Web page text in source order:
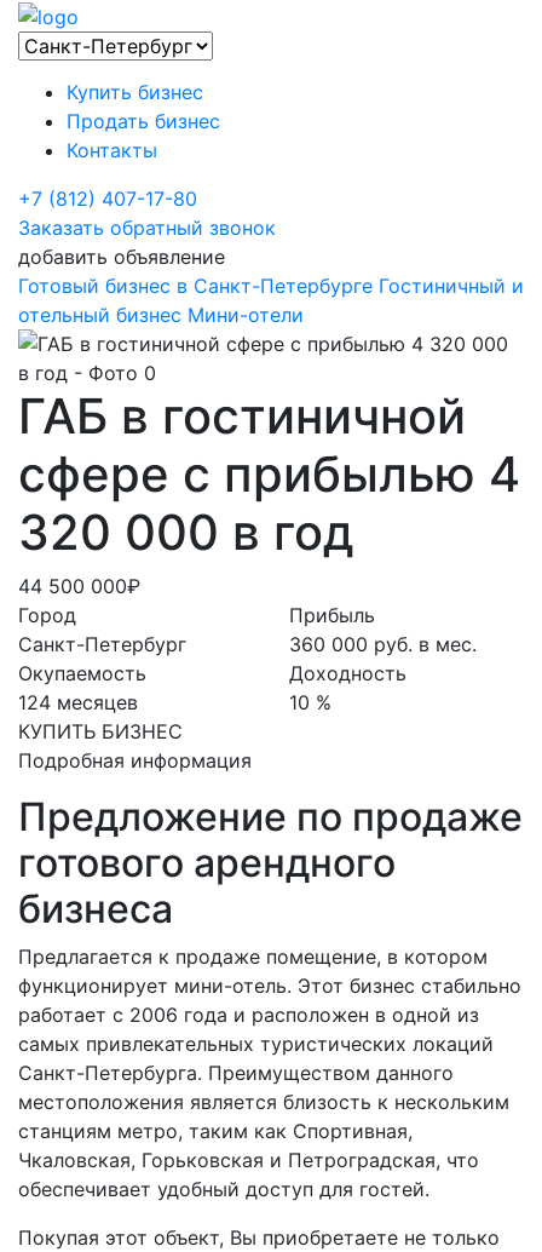
Купить бизнес
Продать бизнес
Контакты
+7 (812) 407-17-80
Заказать обратный звонок
добавить объявление
Готовый бизнес в Санкт-Петербурге Гостиничный и
отельный бизнес Мини-отели
ГАБ в гостиничной
сфере с прибылью 4
320 000 в год
44 500 000₽
Город
Санкт-Петербург
Окупаемость
124 месяцев
КУПИТЬ БИЗНЕС
Прибыль
360 000 руб. в мес.
Доходность
10 %
Подробная информация
Предложение по продаже
готового арендного
бизнеса
Предлагается к продаже помещение, в котором
функционирует мини-отель. Этот бизнес стабильно
работает с 2006 года и расположен в одной из
самых привлекательных туристических локаций
Санкт-Петербурга. Преимуществом данного
местоположения является близость к нескольким
станциям метро, таким как Спортивная,
Чкаловская, Горьковская и Петроградская, что
обеспечивает удобный доступ для гостей.
Покупая этот объект, Вы приобретаете не только